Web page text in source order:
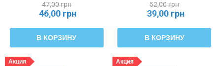
47,00 грн
46,00 грн
В КОРЗИНУ
52,00 грн
39,00 грн
В КОРЗИНУ
Акция
Акция